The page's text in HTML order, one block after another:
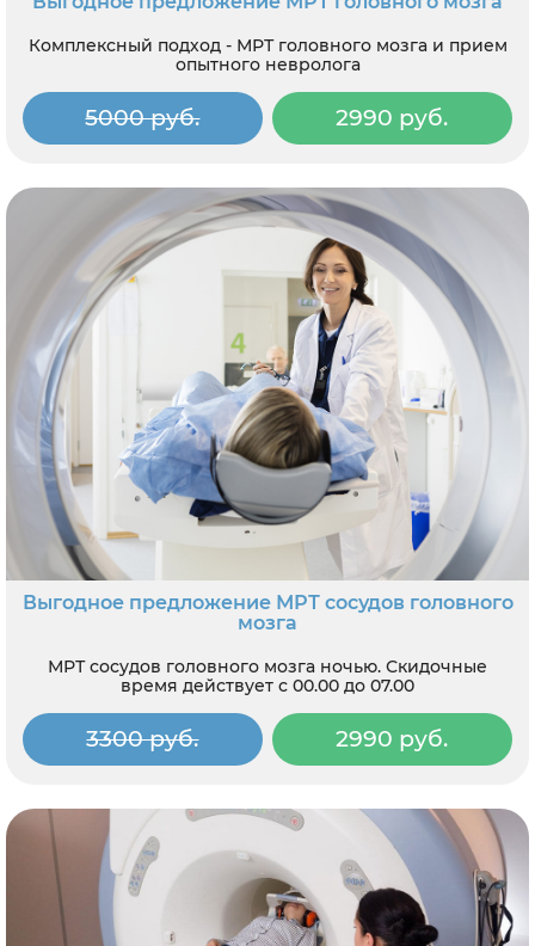
Комплексный подход - МРТ головного мозга и прием
опытного невролога
5000 руб. 2990 руб.
Выгодное предложение МРТ сосудов головного
мозга
МРТ сосудов головного мозга ночью. Скидочные
время действует с 00.00 до 07.00
3300 руб. 2990 руб.